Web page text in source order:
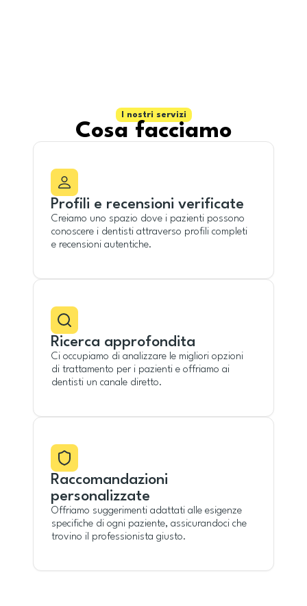
I nostri servizi
Cosa facciamo
Profili e recensioni verificate
Creiamo uno spazio dove i pazienti possono
conoscere i dentisti attraverso profili completi
e recensioni autentiche.
Ricerca approfondita
Ci occupiamo di analizzare le migliori opzioni
di trattamento per i pazienti e offriamo ai
dentisti un canale diretto.
Raccomandazioni
personalizzate
Offriamo suggerimenti adattati alle esigenze
specifiche di ogni paziente, assicurandoci che
trovino il professionista giusto.